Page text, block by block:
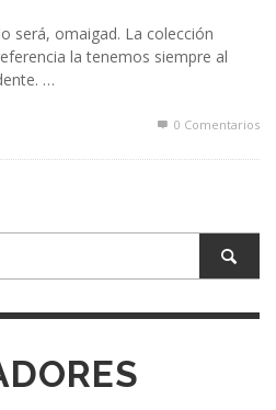
será, omaigad. La colección
la tenemos siempre al
…
0 Comentarios